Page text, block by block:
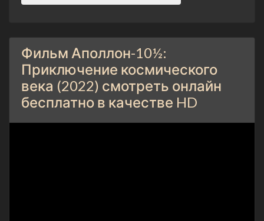
Фильм Аполлон-10½:
Приключение космического
века (2022) смотреть онлайн
бесплатно в качестве HD